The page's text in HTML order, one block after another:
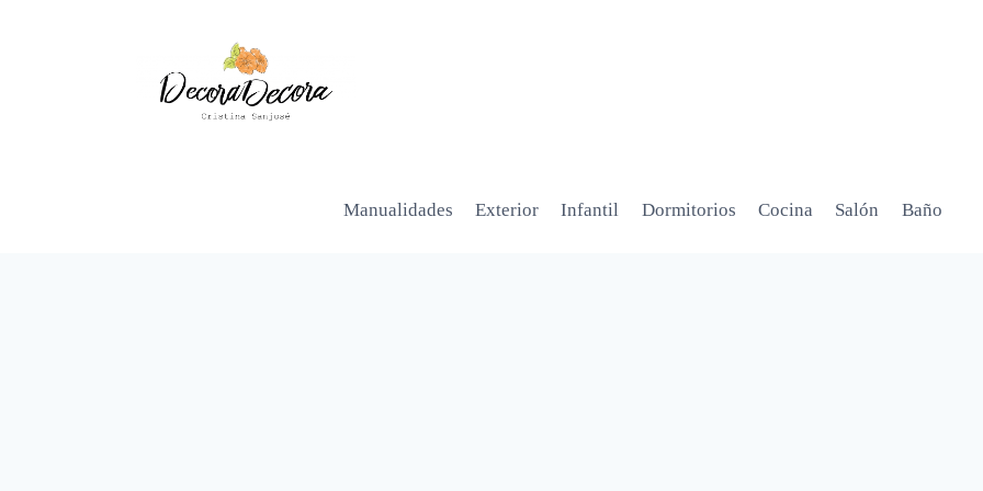
Manualidades Exterior Infantil Dormitorios Cocina Salón Baño